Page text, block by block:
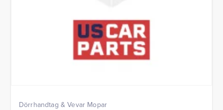
Dörrhandtag & Vevar Mopar